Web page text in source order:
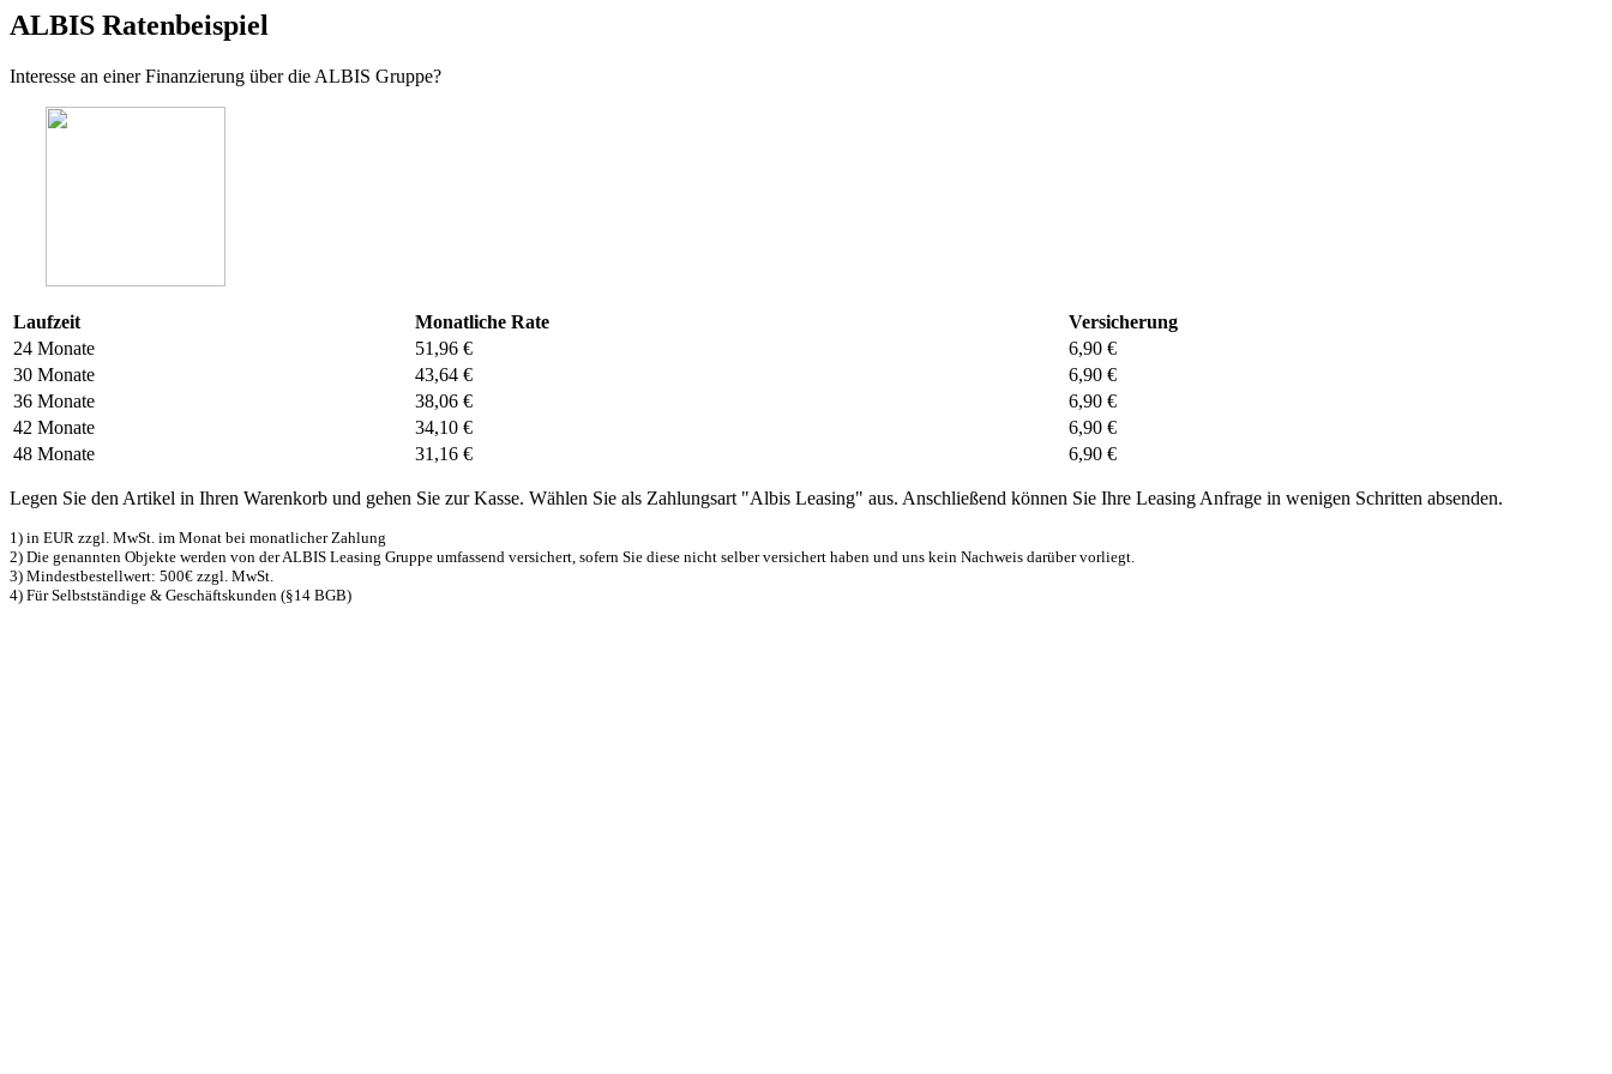
ALBIS Ratenbeispiel
Interesse an einer Finanzierung über die ALBIS Gruppe?
Laufzeit Monatliche Rate
Versicherung
24 Monate
51,96 €
6,90 €
30 Monate
43,64 €
6,90 €
36 Monate
38,06 €
6,90 €
42 Monate
34,10 €
6,90 €
48 Monate
31,16 € 6,90 €
Legen Sie den Artikel in Ihren Warenkorb und gehen Sie zur Kasse. Wählen Sie als Zahlungsart "Albis Leasing" aus. Anschließend können Sie Ihre Leasing Anfrage in wenigen Schritten absenden.
1) in EUR zzgl. MwSt. im Monat bei monatlicher Zahlung
2) Die genannten Objekte werden von der ALBIS Leasing Gruppe umfassend versichert, sofern Sie diese nicht selber versichert haben und uns kein Nachweis darüber vorliegt.
3) Mindestbestellwert: 500€ zzgl. MwSt.
4) Für Selbstständige & Geschäftskunden (§14 BGB)